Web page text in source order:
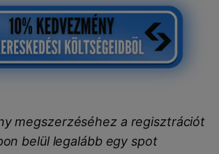
megszerzéséhez a regisztrációt
belül legalább egy spot